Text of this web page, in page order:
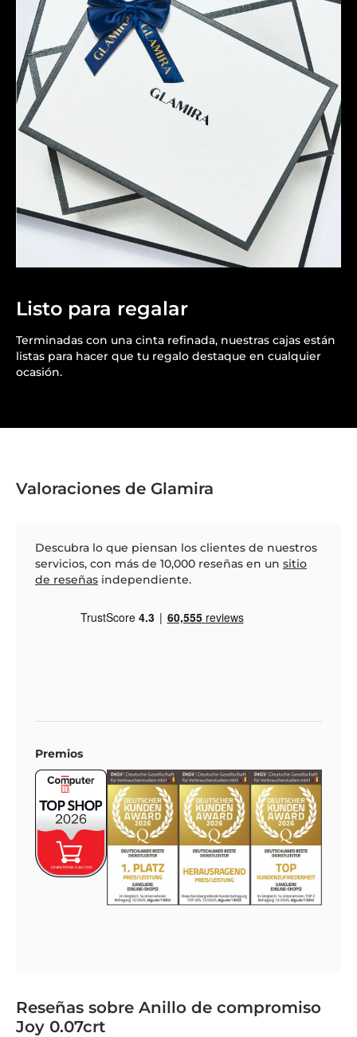
Listo para regalar
Terminadas con una cinta refinada, nuestras cajas están
listas para hacer que tu regalo destaque en cualquier
ocasión.
Valoraciones de Glamira
Descubra lo que piensan los clientes de nuestros
servicios, con más de 10,000 reseñas en un sitio
de reseñas independiente.
Premios
Reseñas sobre Anillo de compromiso
Joy 0.07crt